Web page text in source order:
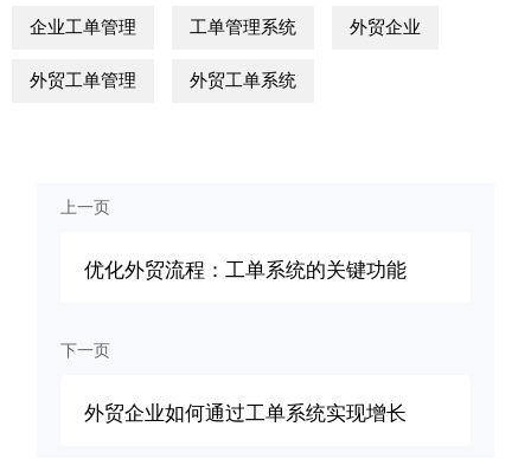
企业工单管理 工单管理系统 外贸企业
外贸工单管理 外贸工单系统
上一页
优化外贸流程：工单系统的关键功能
下一页
外贸企业如何通过工单系统实现增长